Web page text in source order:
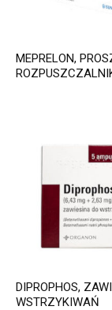
MEPRELON,
DIPROPHOS,
WSTRZYKIWAŃ